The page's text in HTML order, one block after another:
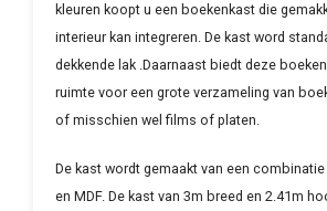
kleuren koopt u een boekenkast die
interieur kan integreren. De kast word
dekkende lak .Daarnaast biedt deze
ruimte voor een grote verzameling van
of misschien wel films of platen.
De kast wordt gemaakt van een
en MDF. De kast van 3m breed en 2.41m